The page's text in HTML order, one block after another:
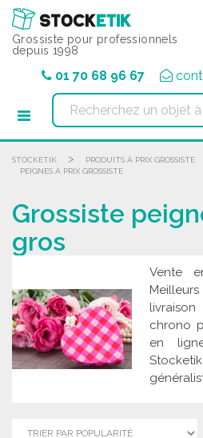
Grossiste pour professionnels
depuis 1998
01 70 68 96 67
STOCKETIK > PRODUITS À PRIX GROSSISTE
PEIGNES À PRIX GROSSISTE
Grossiste
gros
Vente
chrono
en
Panneau de gestion des cookies